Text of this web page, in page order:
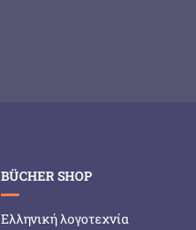
BÜCHER SHOP
Ελληνική λογοτεχνία